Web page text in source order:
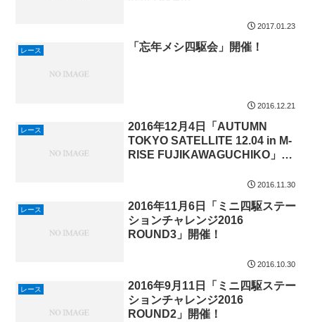
2017.01.23
レース 「忘年メシ四駆会」開催！
2016.12.21
レース
2016年12月4日「AUTUMN
TOKYO SATELLITE 12.04 in M-
RISE FUJIKAWAGUCHIKO」開
2016.11.30
レース
2016年11月6日「ミニ四駆ステー
ションチャレンジ2016
ROUND3」開催！
2016.10.30
レース
2016年9月11日「ミニ四駆ステー
ションチャレンジ2016
ROUND2」開催！